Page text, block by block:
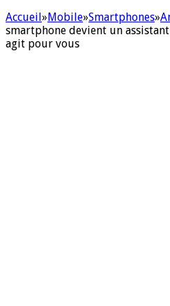
Accueil»Mobile»Smartphones»
smartphone devient un
agit pour vous